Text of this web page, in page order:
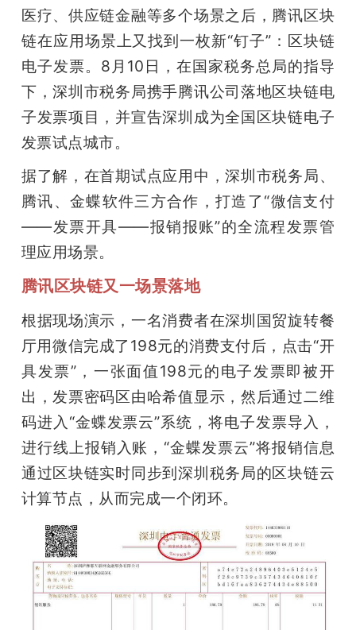
心
专
题
搞
机
医疗、供应链金融等多个场景之后，腾讯区块
链在应用场景上又找到一枚新“钉子”：区块链
电子发票。8月10日，在国家税务总局的指导
下，深圳市税务局携手腾讯公司落地区块链电
子发票项目，并宣告深圳成为全国区块链电子
发票试点城市。
据了解，在首期试点应用中，深圳市税务局、
腾讯、金蝶软件三方合作，打造了“微信支付
——发票开具——报销报账”的全流程发票管
理应用场景。
腾讯区块链又一场景落地
根据现场演示，一名消费者在深圳国贸旋转餐
厅用微信完成了198元的消费支付后，点击“开
具发票”，一张面值198元的电子发票即被开
出，发票密码区由哈希值显示，然后通过二维
码进入“金蝶发票云”系统，将电子发票导入，
进行线上报销入账，“金蝶发票云”将报销信息
通过区块链实时同步到深圳税务局的区块链云
计算节点，从而完成一个闭环。